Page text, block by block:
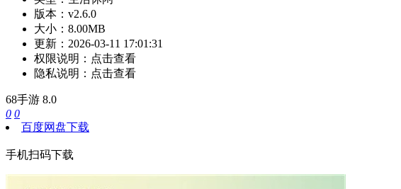
版本： v2.6.0
大小： 8.00MB
更新： 2026-03-11 17:01:31
权限说明： 点击查看
隐私说明： 点击查看
68手游 8.0
0 0
百度网盘下载
手机扫码下载